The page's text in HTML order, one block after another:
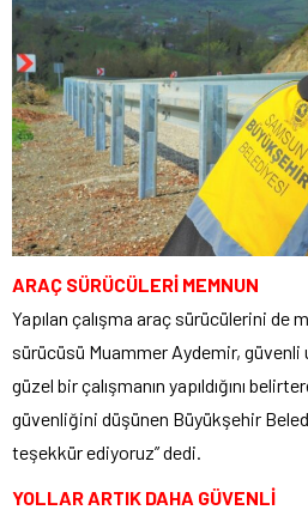
ARAÇ SÜRÜCÜLERİ MEMNUN
Yapılan çalışma araç sürücülerini de
sürücüsü Muammer Aydemir,
güzel bir çalışmanın yapıldığını
güvenliğini düşünen Büyükşehir
teşekkür ediyoruz” dedi.
YOLLAR ARTIK DAHA GÜVENLİ